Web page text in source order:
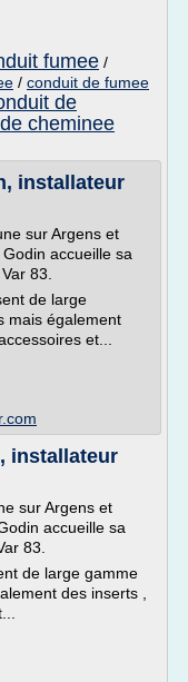
fumee /
/ conduit de fumee
de
cheminee
installateur
sur Argens et
accueille sa
83.
de large
mais également
et...
installateur
sur Argens et
accueille sa
83.
de large gamme
des inserts ,